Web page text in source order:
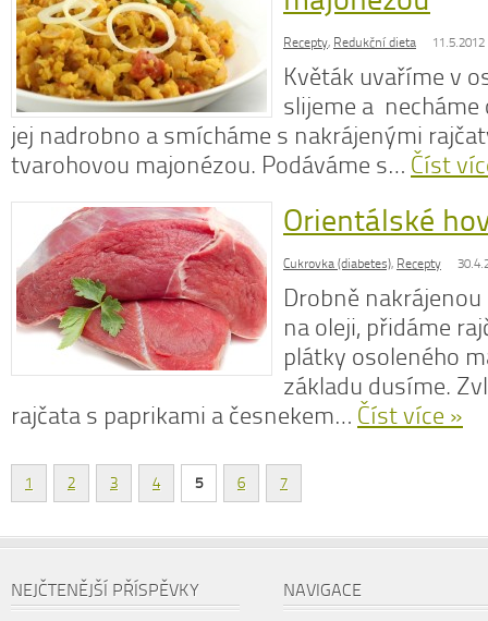
Recepty, Redukční dieta 11.5.2012
Květák uvaříme v
slijeme a necháme
jej nadrobno a smícháme s nakrájenými
tvarohovou majonézou. Podáváme s… Číst
Orientálské
Cukrovka (diabetes), Recepty
Drobně
na oleji, přidáme
plátky osoleného
základu dusíme.
rajčata s paprikami a česnekem… Číst více »
1 2 3 4 5 6 7
NEJČTENĚJŠÍ PŘÍSPĚVKY NAVIGACE